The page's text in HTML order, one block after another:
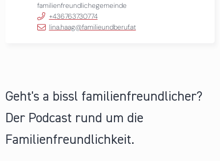
familienfreundlichegemeinde
+436763730774
lina.haag@familieundberuf.at
Geht's a bissl familienfreundlicher?
Der Podcast rund um die
Familienfreundlichkeit.